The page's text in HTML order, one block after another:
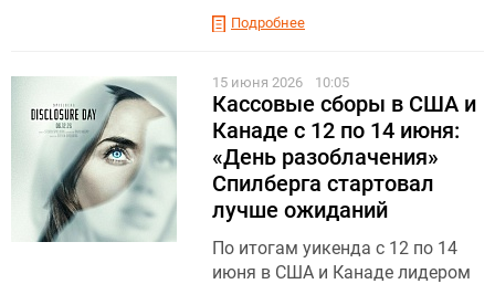
Подробнее
15 июня 2026 10:05
Кассовые сборы в США и
Канаде с 12 по 14 июня:
«День разоблачения»
Спилберга стартовал
лучше ожиданий
По итогам уикенда с 12 по 14
июня в США и Канаде лидером